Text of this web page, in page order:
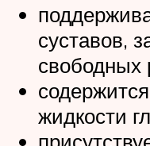
суставов,
свободных
жидкости